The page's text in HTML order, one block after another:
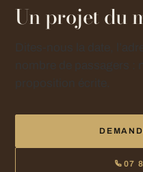
Un projet du
07